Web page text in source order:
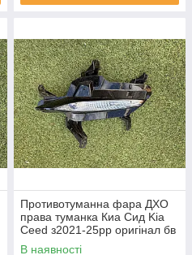
Противотуманна фара ДХО
права туманка Киа Сид Kia
Ceed з2021-25рр оригінал бв
92207J7500 ціла
В наявності